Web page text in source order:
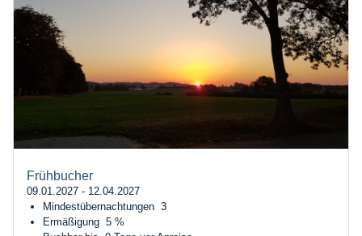
Frühbucher
09.01.2027 - 12.04.2027
Mindestübernachtungen 3
Ermäßigung 5 %